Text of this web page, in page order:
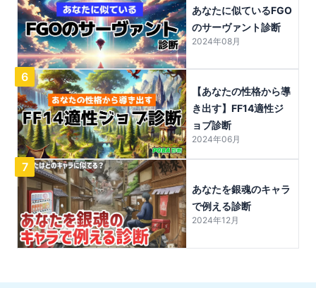
あなたに似ているFGO
のサーヴァント診断
2024年08月
6
【あなたの性格から導
き出す】FF14適性ジ
ョブ診断
2024年06月
7
あなたを銀魂のキャラ
で例える診断
2024年12月